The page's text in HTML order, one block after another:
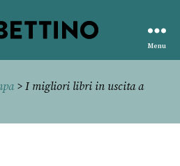
editore
Menu
> I migliori libri in uscita a